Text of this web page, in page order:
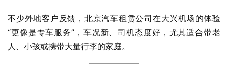
不少外地客户反馈，北京汽车租赁公司在大兴机场的体验
“更像是专车服务”，车况新、司机态度好，尤其适合带老
人、小孩或携带大量行李的家庭。